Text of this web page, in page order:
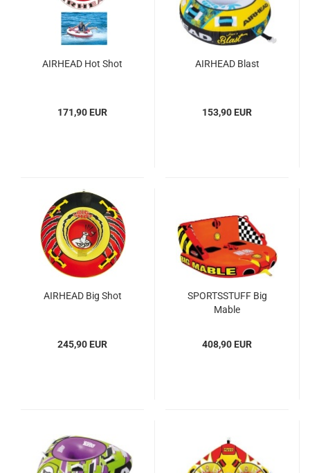
AIR­HEAD Hot Shot
171,90 EUR
AIR­HEAD Blast
153,90 EUR
AIR­HEAD Big Shot
245,90 EUR
SPORTS­STUFF Big
Mable
408,90 EUR